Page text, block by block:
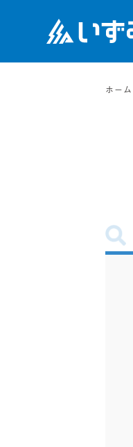
ホーム